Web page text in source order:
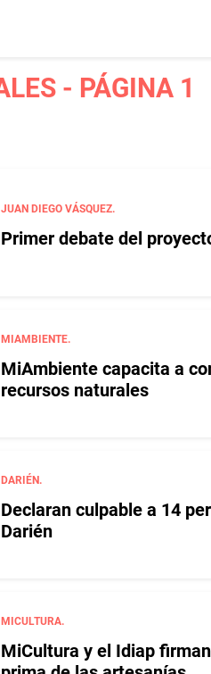
- PÁGINA 1
JUAN DIEGO VÁSQUEZ.
Primer debate del
MIAMBIENTE.
MiAmbiente capacita a
recursos naturales
DARIÉN.
Declaran culpable a 14
Darién
MICULTURA.
MiCultura y el Idiap